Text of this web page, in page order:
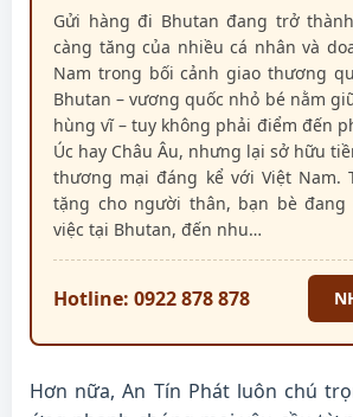
Gửi hàng đi Bhutan đang trở
càng tăng của nhiều cá nhân và
Nam trong bối cảnh giao thương
Bhutan – vương quốc nhỏ bé nằm
hùng vĩ – tuy không phải điểm đến
Úc hay Châu Âu, nhưng lại sở hữu
thương mại đáng kể với Việt Nam.
tặng cho người thân, bạn bè đang
việc tại Bhutan, đến nhu…
Hotline: 0922 878 878
Hơn nữa, An Tín Phát luôn chú